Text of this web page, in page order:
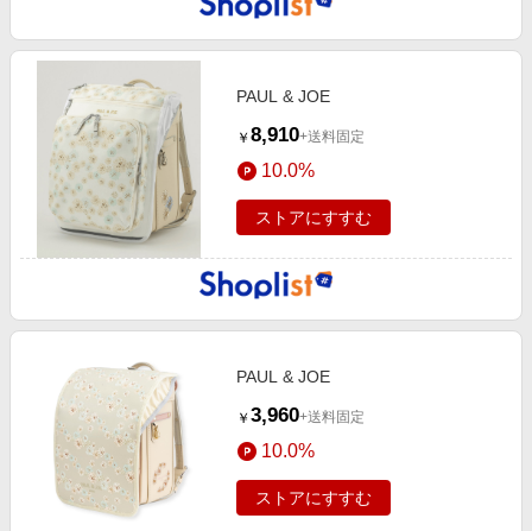
PAUL & JOE
￥ 8,910+送料固定
10.0%
ストアにすすむ
PAUL & JOE
￥ 3,960+送料固定
10.0%
ストアにすすむ